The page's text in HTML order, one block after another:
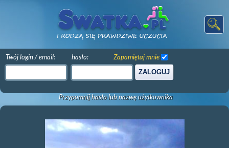
Twój login / email: hasło:
ZALOGUJ
Zapamiętaj mnie
Przypomnij hasło lub nazwę użytkownika